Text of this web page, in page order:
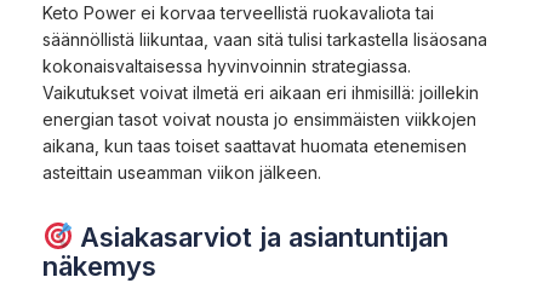
Keto Power ei korvaa terveellistä ruokavaliota tai
säännöllistä liikuntaa, vaan sitä tulisi tarkastella lisäosana
kokonaisvaltaisessa hyvinvoinnin strategiassa.
Vaikutukset voivat ilmetä eri aikaan eri ihmisillä: joillekin
energian tasot voivat nousta jo ensimmäisten viikkojen
aikana, kun taas toiset saattavat huomata etenemisen
asteittain useamman viikon jälkeen.
Asiakasarviot ja asiantuntijan
näkemys